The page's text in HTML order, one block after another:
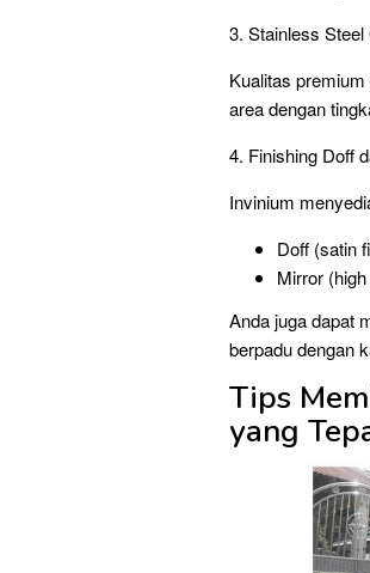
3. Stainless Steel
Kualitas
area dengan
4. Finishing Doff
Invinium
Doff (satin
Mirror
Anda juga dapat
berpadu dengan
Tips
yang